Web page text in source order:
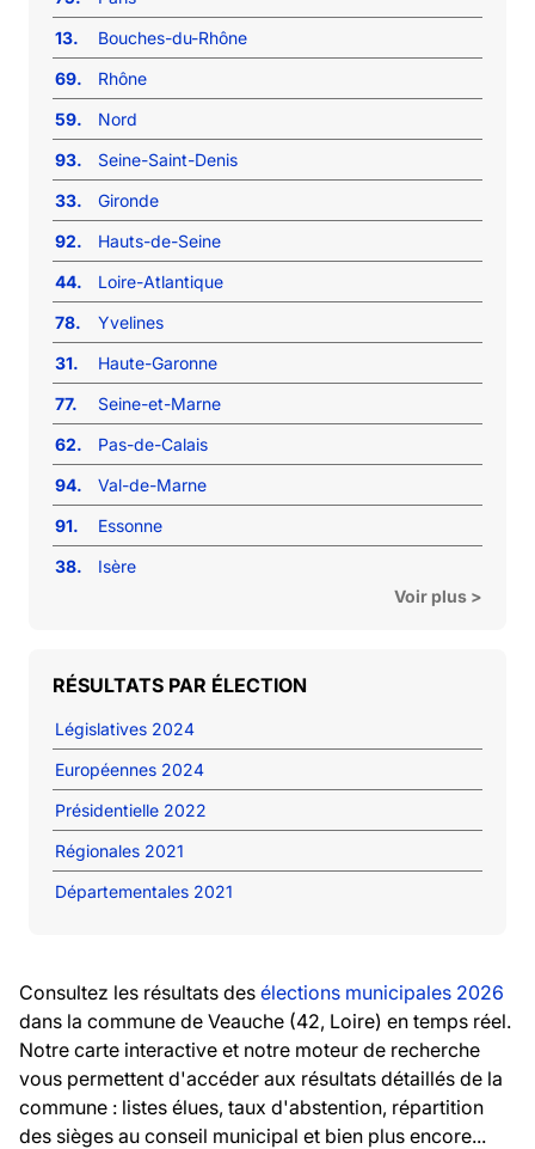
13.
Bouches-du-Rhône
69.
Rhône
59.
Nord
93.
Seine-Saint-Denis
33.
Gironde
92.
Hauts-de-Seine
44.
Loire-Atlantique
78.
Yvelines
31.
Haute-Garonne
77.
Seine-et-Marne
62.
Pas-de-Calais
94.
Val-de-Marne
91.
Essonne
38.
Isère
Voir plus >
RÉSULTATS PAR ÉLECTION
Législatives 2024
Européennes 2024
Présidentielle 2022
Régionales 2021
Départementales 2021
Consultez les résultats des élections municipales 2026
dans la commune de Veauche (42, Loire) en temps réel.
Notre carte interactive et notre moteur de recherche
vous permettent d'accéder aux résultats détaillés de la
commune : listes élues, taux d'abstention, répartition
des sièges au conseil municipal et bien plus encore...